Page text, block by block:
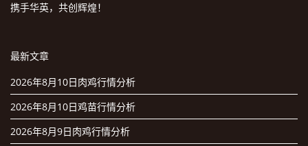
携手华英，共创辉煌！
最新文章
2026年8月10日肉鸡行情分析
2026年8月10日鸡苗行情分析
2026年8月9日肉鸡行情分析